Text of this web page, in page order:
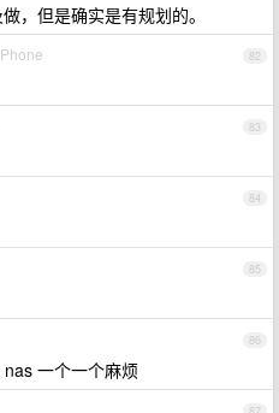
，但是确实是有规划的。
82
83
84
85
86
一个一个麻烦